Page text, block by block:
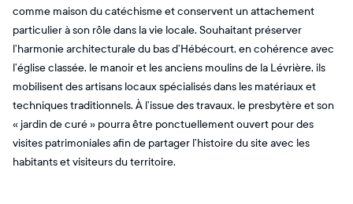
comme maison du catéchisme et conservent un attachement
particulier à son rôle dans la vie locale. Souhaitant préserver
l’harmonie architecturale du bas d’Hébécourt, en cohérence avec
l’église classée, le manoir et les anciens moulins de la Lévrière, ils
mobilisent des artisans locaux spécialisés dans les matériaux et
techniques traditionnels. À l’issue des travaux, le presbytère et son
« jardin de curé » pourra être ponctuellement ouvert pour des
visites patrimoniales afin de partager l’histoire du site avec les
habitants et visiteurs du territoire.